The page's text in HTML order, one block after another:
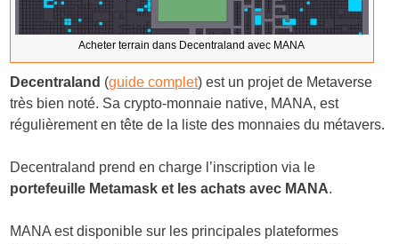
Acheter terrain dans Decentraland avec MANA
Decentraland (guide complet) est un projet de Metaverse
très bien noté. Sa crypto-monnaie native, MANA, est
régulièrement en tête de la liste des monnaies du métavers.
Decentraland prend en charge l’inscription via le
portefeuille Metamask et les achats avec MANA.
MANA est disponible sur les principales plateformes